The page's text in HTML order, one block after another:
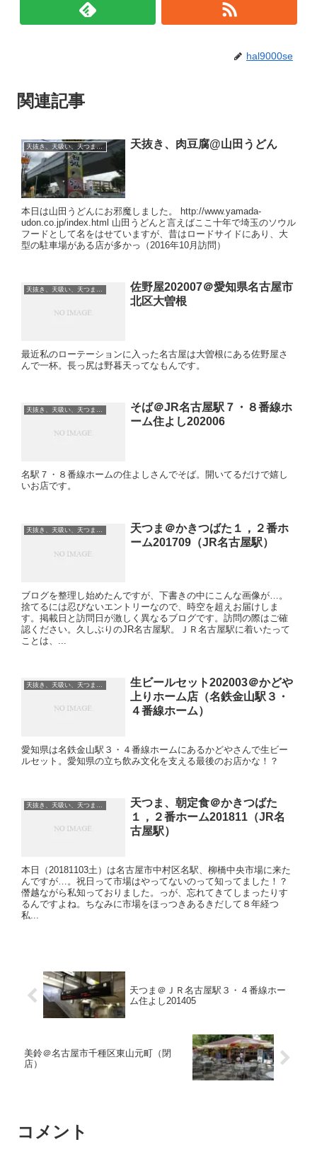
hal9000se
関連記事
天抜き、天吸い、天つま、立ち食い、蕎麦、etc 天抜き、肉豆腐@山田うどん
本日は山田うどんにお邪魔しました。 http://www.yamada-
udon.co.jp/index.html 山田うどんと言えばここ十年で埼玉のソウル
フードとして名をはせていますが、昔はロードサイドにあり、大
型の駐車場がある店が多かっ（2016年10月訪問）
佐野屋202007＠愛知県名古屋市
北区大曽根
最近私のローテーションに入った名古屋は大曽根にある佐野屋さ
んで一杯。長っ尻は野暮天ってなもんです。
天抜き、天吸い、天つま、立ち食い、蕎麦、etc
そば＠JR名古屋駅７・８番線ホ
ーム住よし202006
名駅７・８番線ホームの住よしさんでそば。開いてるだけで嬉し
いお店です。
天抜き、天吸い、天つま、立ち食い、蕎麦、etc
天つま＠かきつばた１，２番ホ
ーム201709（JR名古屋駅）
ブログを整理し始めたんですが、下書きの中にこんな画像が…。
捨てるには忍びないエントリーなので、時空を超えお届けしま
す。掲載日と訪問日が激しく異なるブログです。訪問の際はご確
認ください。久しぶりのJR名古屋駅。ＪＲ名古屋駅に着いたって
ことは、...
生ビールセット202003＠かどや
上りホーム店（名鉄金山駅３・
４番線ホーム）
愛知県は名鉄金山駅３・４番線ホームにあるかどやさんで生ビー
ルセット。愛知県の立ち飲み文化を支える最後のお店かな！？
天つま、朝定食＠かきつばた
１，２番ホーム201811（JR名
古屋駅）
本日（20181103土）は名古屋市中村区名駅、柳橋中央市場に来た
んですが…。祝日って市場はやってないのって知ってました！？
僭越ながら私知っておりました。っが、忘れてきてしまったりす
るんですよね。ちなみに市場をほっつきあるきだして８年経つ
私...
天つま＠ＪＲ名古屋駅３・４番線ホー
ム住よし201405
美鈴＠名古屋市千種区東山元町（閉
店）
コメント